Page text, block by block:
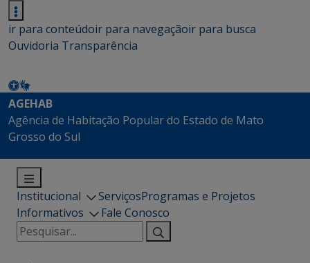
ir para conteúdoir para navegaçãoir para busca
Ouvidoria Transparência
AGEHAB
Agência de Habitação Popular do Estado de Mato
Grosso do Sul
Institucional ServiçosProgramas e Projetos
Informativos
Fale Conosco
Pesquisar
por: